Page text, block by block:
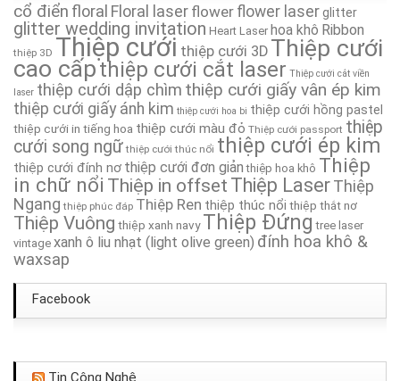
Thiệp Cưới TA159
Thiệp Cưới TA152
Thiệp Cưới TA126
Thiệp Cưới TA098
Thiệp Cưới TA161
Thiệp Cưới TA242A
cổ điển floral Floral laser flower flower laserglitter
glitter wedding invitation Heart Laser hoa khô Ribbon
thiệp 3D Thiệp cưới thiệp cưới 3D Thiệp cưới
cao cấpthiệp cưới cắt laser Thiệp cưới cắt viền
laser thiệp cưới dập chìm thiệp cưới giấy vân ép kim
thiệp cưới giấy ánh kim thiệp cưới hoa bi thiệp cưới hồng pastel
thiệp cưới in tiếng hoa thiệp cưới màu đỏ Thiệp cưới passport thiệp
cưới song ngữ thiệp cưới thúc nổi thiệp cưới ép kim
thiệp cưới đính nơ thiệp cưới đơn giản thiệp hoa khô Thiệp
in chữ nổi Thiệp in offset Thiệp LaserThiệp
Ngang thiệp phúc đáp Thiệp Ren thiệp thúc nổi thiệp thắt nơ
Thiệp Vuông thiệp xanh navy Thiệp Đứng tree laser
vintage xanh ô liu nhạt (light olive green) đính hoa khô &
waxsap
Facebook
Tin Công Nghệ